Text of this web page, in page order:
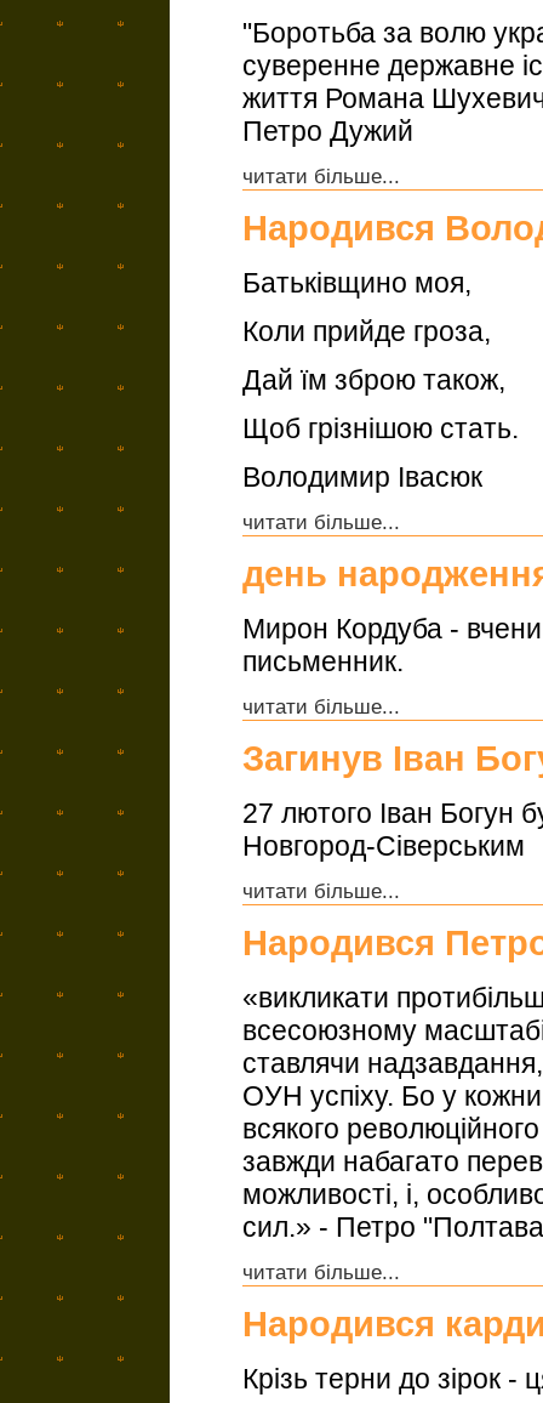
"Боротьба за волю
суверенне державне
життя Романа
Петро Дужий
читати більше...
Народився
Батьківщино моя,
Коли прийде гроза,
Дай їм зброю також,
Щоб грізнішою стать.
Володимир Івасюк
читати більше...
день
Мирон Кордуба -
письменник.
читати більше...
Загинув Іван
27 лютого Іван Богун
Новгород-Сіверським
читати більше...
Народився
«викликати
всесоюзному
ставлячи
ОУН успіху. Бо у
всякого
завжди набагато
можливості, і,
сил.» - Петро
читати більше...
Народився
Крізь терни до зірок -